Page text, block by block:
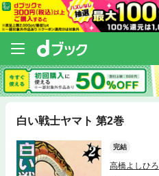
白い戦士ヤマト 第2巻
完結
高橋よしひろ